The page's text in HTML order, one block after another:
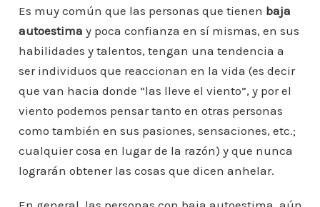
Es muy común que las personas que tienen baja
autoestima y poca confianza en sí mismas, en sus
habilidades y talentos, tengan una tendencia a
ser individuos que reaccionan en la vida (es decir
que van hacia donde “las lleve el viento”, y por el
viento podemos pensar tanto en otras personas
como también en sus pasiones, sensaciones, etc.;
cualquier cosa en lugar de la razón) y que nunca
lograrán obtener las cosas que dicen anhelar.